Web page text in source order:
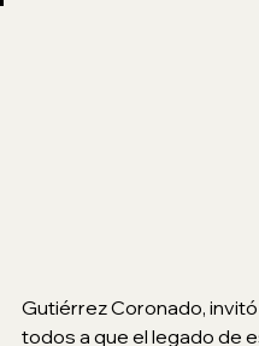
Gutiérrez Coronado,
todos a que el legado de